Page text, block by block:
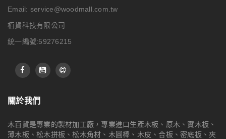
Email: service@woodmall.com.tw
栢貨科技有限公司
統一編號:59276215
關於我們
木百貨是專業的製材加工廠，專業進口生產木板、原木、實木板、
薄木板、松木拼板、松木角材、木圓棒、木皮、合板、密底板、夾